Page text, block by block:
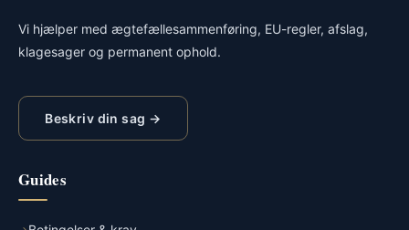
Vi hjælper med ægtefællesammenføring, EU-regler, afslag,
klagesager og permanent ophold.
Beskriv din sag →
Guides